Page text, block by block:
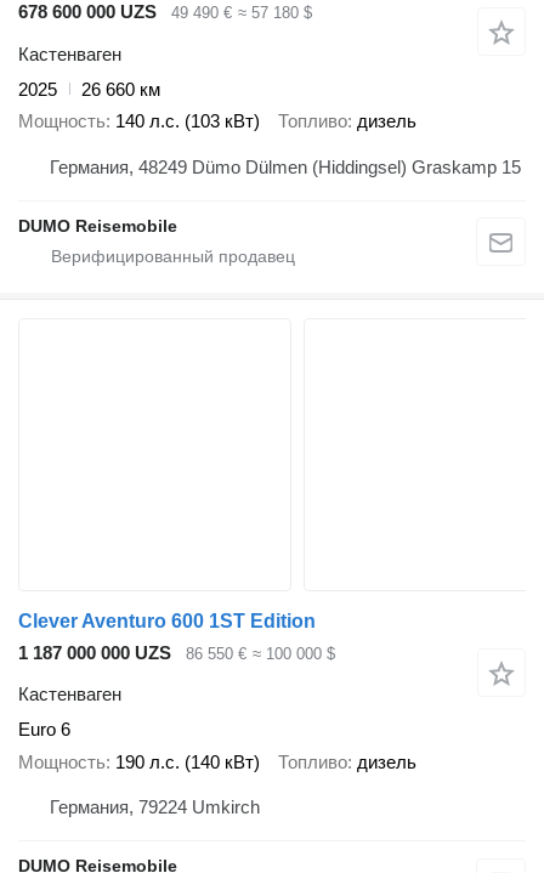
678 600 000 UZS
49 490 € ≈ 57 180 $
Кастенваген
2025
26 660 км
Мощность 140 л.с. (103 кВт) Топливо дизель
Германия, 48249 Dümo Dülmen (Hiddingsel) Graskamp 15
DUMO Reisemobile
Clever Aventuro 600 1ST Edition
1 187 000 000 UZS
86 550 € ≈ 100 000 $
Кастенваген
Euro 6
Мощность 190 л.с. (140 кВт) Топливо дизель
Германия, 79224 Umkirch
DUMO Reisemobile